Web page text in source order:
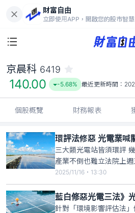
財富自由
立即使用APP，開啟您的股市智慧
140.00
-5.68%
京晨科 6419
140.00 -5.68% 最近更新時間：
個股概覽 財務報表
環評法修惡 光電業喊
三大類光電站皆須環評
產業不倒也難立法院上
關法規，不僅太陽光電產
灣能源轉型大挫敗」，
光電業者只有兩條路可選
業淪為政治鬥爭下的犧
2025/11/16・13:30
針對「環境影響評估法